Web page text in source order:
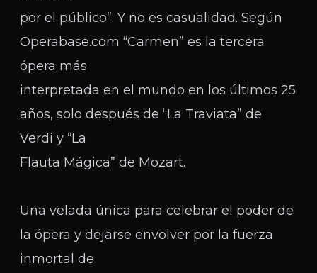
por el público”. Y no es casualidad. Según
Operabase.com “Carmen” es la tercera
ópera más
interpretada en el mundo en los últimos 25
años, solo después de “La Traviata” de
Verdi y “La
Flauta Mágica” de Mozart.
Una velada única para celebrar el poder de
la ópera y dejarse envolver por la fuerza
inmortal de